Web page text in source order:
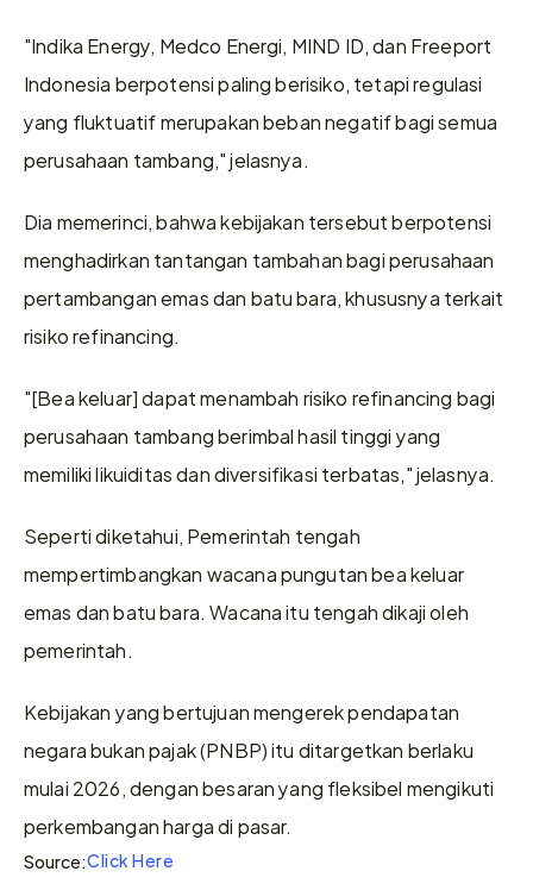
"Indika Energy, Medco Energi, MIND ID, dan Freeport
Indonesia berpotensi paling berisiko, tetapi regulasi
yang fluktuatif merupakan beban negatif bagi semua
perusahaan tambang," jelasnya.
Dia memerinci, bahwa kebijakan tersebut berpotensi
menghadirkan tantangan tambahan bagi perusahaan
pertambangan emas dan batu bara, khususnya terkait
risiko refinancing.
"[Bea keluar] dapat menambah risiko refinancing bagi
perusahaan tambang berimbal hasil tinggi yang
memiliki likuiditas dan diversifikasi terbatas," jelasnya.
Seperti diketahui, Pemerintah tengah
mempertimbangkan wacana pungutan bea keluar
emas dan batu bara. Wacana itu tengah dikaji oleh
pemerintah.
Kebijakan yang bertujuan mengerek pendapatan
negara bukan pajak (PNBP) itu ditargetkan berlaku
mulai 2026, dengan besaran yang fleksibel mengikuti
perkembangan harga di pasar.
Source:Click Here